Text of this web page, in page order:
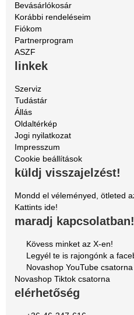
Bevásárlókosár
Korábbi rendeléseim
Fiókom
Partnerprogram
ASZF
linkek
Szerviz
Tudástár
Állás
Oldaltérkép
Jogi nyilatkozat
Impresszum
Cookie beállítások
küldj visszajelzést!
Mondd el véleményed, ötleted
Kattints ide!
maradj kapcsolatban!
Kövess minket az X-en!
Legyél te is rajongónk a
Novashop YouTube csatorna
Novashop Tiktok csatorna
elérhetőség